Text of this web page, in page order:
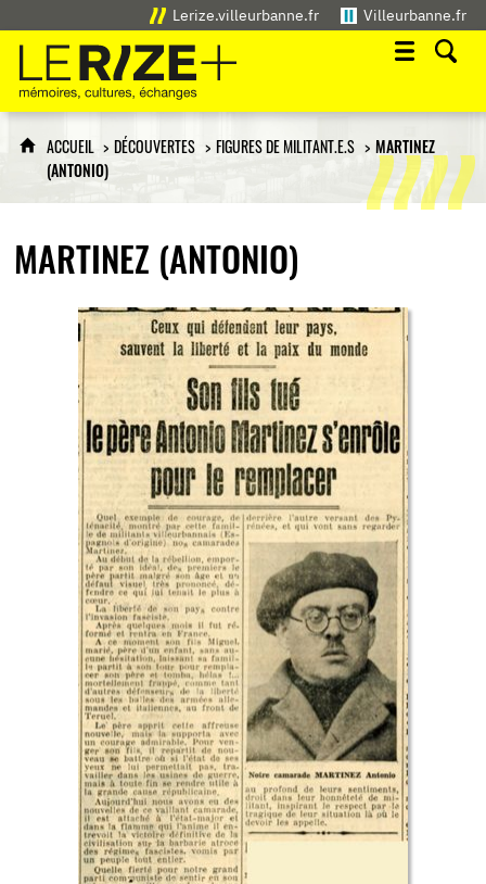
Lerize.villeurbanne.fr Villeurbanne.fr
Le Rize+
mémoires, cultures, échanges
ACCUEIL DÉCOUVERTES FIGURES DE MILITANT.E.S
MARTINEZ
(ANTONIO)
MARTINEZ (ANTONIO)